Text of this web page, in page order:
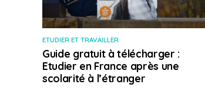
ETUDIER ET TRAVAILLER
Guide gratuit à télécharger :
Etudier en France après une
scolarité à l’étranger